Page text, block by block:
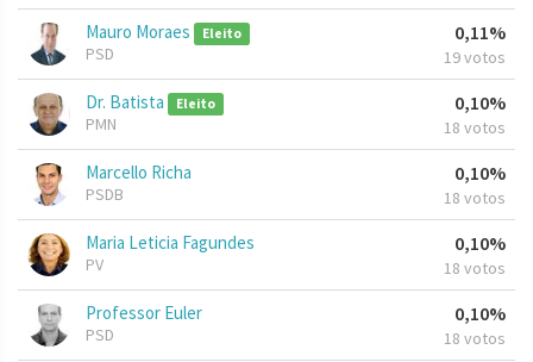
Mauro Moraes Eleito
PSD
0,11%
19 votos
Dr. Batista Eleito
PMN
0,10%
18 votos
Marcello Richa
PSDB
0,10%
18 votos
Maria Leticia Fagundes
PV
0,10%
18 votos
Professor Euler
PSD
0,10%
18 votos